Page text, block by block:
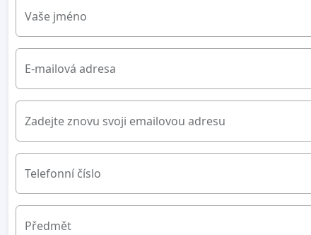
Vaše jméno
E-mailová adresa
Zadejte znovu svoji emailovou adresu
Telefonní číslo
Předmět